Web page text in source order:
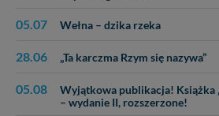
05.07 Wełna – dzika rzeka
28.06 „Ta karczma Rzym się nazywa”
05.08
Wyjątkowa publikacja! Książka
– wydanie II, rozszerzone!